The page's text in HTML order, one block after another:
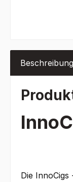
Beschreibung
Die